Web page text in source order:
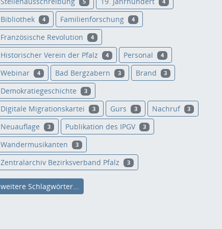
5 4
Bibliothek 4 Familienforschung 4
Französische Revolution 4
Historischer Verein der Pfalz 4 Personal 4
Webinar 4 Bad Bergzabern 3 Brand 3
Demokratiegeschichte 3
Digitale Migrationskartei 3 Gurs 3 Nachruf 3
Neuauflage 3 Publikation des IPGV 3
Wandermusikanten 3
Zentralarchiv Bezirksverband Pfalz 3
weitere Schlagwörter...